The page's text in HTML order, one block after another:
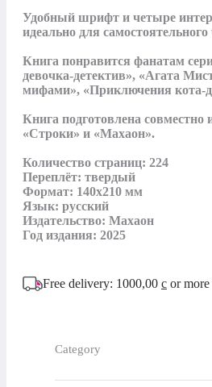
Удобный шрифт и четыре
идеально для
Книга понравится фанатам
девочка-детектив», «Агата
мифами», «Приключения кота-
Книга подготовлена совместно
«Строки» и «Махаон».
Количество страниц: 224
Переплёт: твердый
Формат: 140х210 мм
Язык: русский
Издательство: Махаон
Год издания: 2025
Free delivery: 1000,00 с or more
Category